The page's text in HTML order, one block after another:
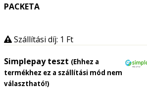
PACKETA
Szállítási díj: 1 Ft
Simplepay teszt (Ehhez a
termékhez ez a szállítási mód nem
választható!)